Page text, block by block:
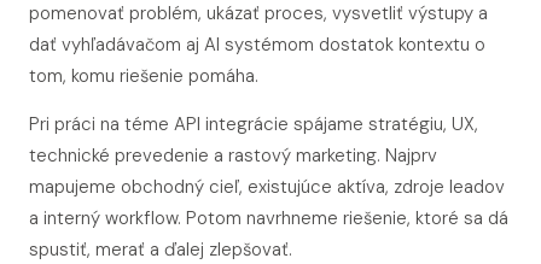
pomenovať problém, ukázať proces, vysvetliť výstupy a
dať vyhľadávačom aj AI systémom dostatok kontextu o
tom, komu riešenie pomáha.
Pri práci na téme API integrácie spájame stratégiu, UX,
technické prevedenie a rastový marketing. Najprv
mapujeme obchodný cieľ, existujúce aktíva, zdroje leadov
a interný workflow. Potom navrhneme riešenie, ktoré sa dá
spustiť, merať a ďalej zlepšovať.